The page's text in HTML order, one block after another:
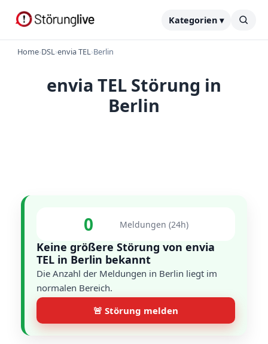
Kategorien ▾
Home›DSL›envia TEL›Berlin
envia TEL Störung in
Berlin
0 Meldungen (24h)
Keine größere Störung von envia
TEL in Berlin bekannt
Die Anzahl der Meldungen in Berlin liegt im
normalen Bereich.
🚨 Störung melden